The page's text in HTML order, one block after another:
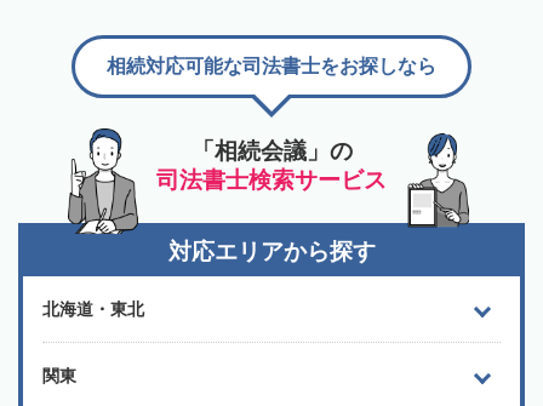
「相続会議」の
司法書士検索サービス
相続対応可能な司法書士をお探しなら
対応エリアから探す
北海道・東北
関東